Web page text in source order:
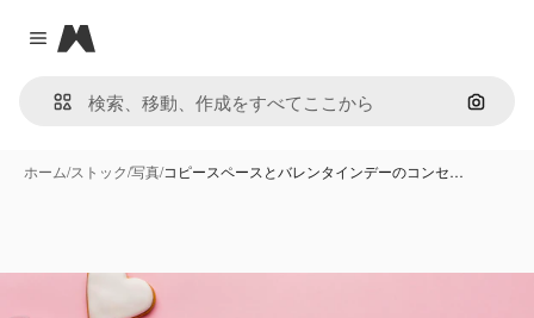
Close menu
Magnific
画像で
ホーム/ストック/写真/コピースペースとバレンタインデーのコンセ…